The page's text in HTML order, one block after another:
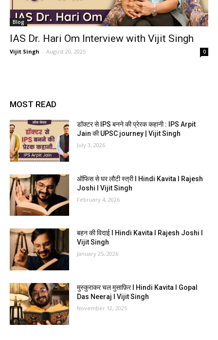
Blog
IAS Dr. Hari Om Interview with Vijit Singh
Vijit Singh - August 20, 2025 0
MOST READ
डॉक्टर से IPS बनने की प्रेरक कहानी : IPS Arpit
Jain की UPSC journey | Vijit Singh
July 3, 2026
ऑफिस से घर लौटी स्त्री I Hindi Kavita I Rajesh
Joshi I Vijit Singh
February 4, 2026
बहन की विदाई I Hindi Kavita I Rajesh Joshi I
Vijit Singh
January 25, 2026
मुस्कुराकर चल मुसाफ़िर I Hindi Kavita I Gopal
Das Neeraj I Vijit Singh
November 12, 2025